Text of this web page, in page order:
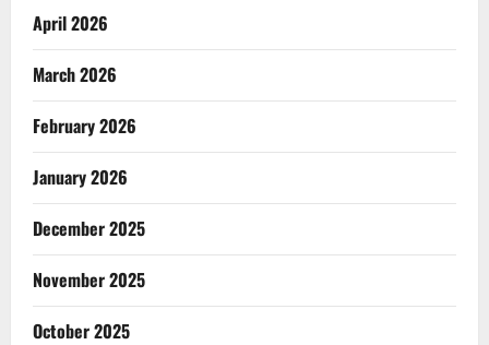
April 2026
March 2026
February 2026
January 2026
December 2025
November 2025
October 2025